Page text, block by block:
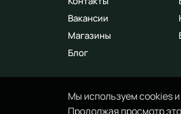
Мы используем cookies
Продолжая просмотр
Вакансии
Магазины
Блог